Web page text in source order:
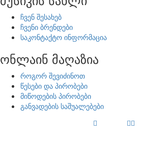
ჩვენ შესახებ
ჩვენი ბრენდები
საკონტაქტო ინფორმაცია
ონლაინ მაღაზია
როგორ შევიძინოთ
წესები და პირობები
მიწოდების პირობები
განვადების საშუალებები